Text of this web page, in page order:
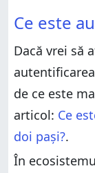
tău Apple?
Pasul 1.
Pasul 2.
Pasul 3.
Ce vezi pe
la contul tău
diferit
Tu folosești
Ce este
Dacă vrei să
de ce este
articol: Ce
doi pași?.
În